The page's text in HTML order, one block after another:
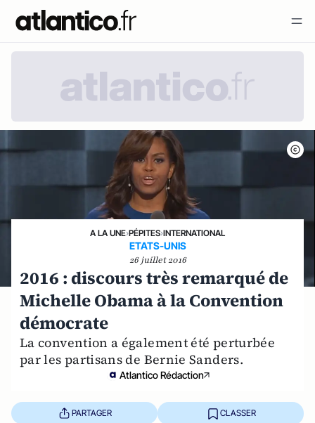
A LA UNE›PÉPITES›INTERNATIONAL
ETATS-UNIS
26 juillet 2016
2016 : discours très remarqué de
Michelle Obama à la Convention
démocrate
La convention a également été perturbée
par les partisans de Bernie Sanders.
Atlantico Rédaction
PARTAGER CLASSER